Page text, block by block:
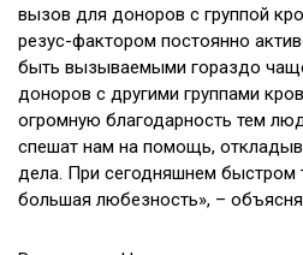
вызов для доноров с группой
резус-фактором постоянно
быть вызываемыми гораздо
доноров с другими группами
огромную благодарность тем
спешат нам на помощь,
дела. При сегодняшнем быстром
большая любезность», –